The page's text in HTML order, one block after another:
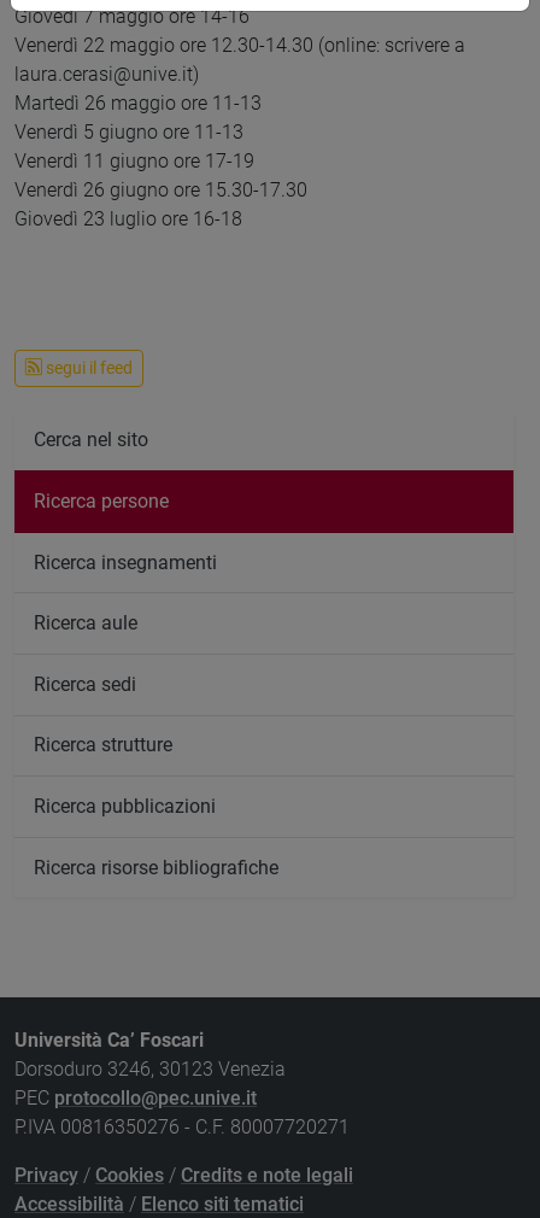
Giovedì 7 maggio ore 14-16
Venerdì 22 maggio ore 12.30-14.30 (online: scrivere a
laura.cerasi@unive.it)
Martedì 26 maggio ore 11-13
Venerdì 5 giugno ore 11-13
Venerdì 11 giugno ore 17-19
Venerdì 26 giugno ore 15.30-17.30
Giovedì 23 luglio ore 16-18
segui il feed
Cerca nel sito
Ricerca persone
Ricerca insegnamenti
Ricerca aule
Ricerca sedi
Ricerca strutture
Ricerca pubblicazioni
Ricerca risorse bibliografiche
Università Ca’ Foscari
Dorsoduro 3246, 30123 Venezia
PEC protocollo@pec.unive.it
P.IVA 00816350276 - C.F. 80007720271
Privacy / Cookies / Credits e note legali
Accessibilità / Elenco siti tematici